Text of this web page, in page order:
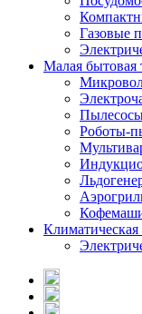
Газовые
Малая бытовая
Роботы-
Климатическая